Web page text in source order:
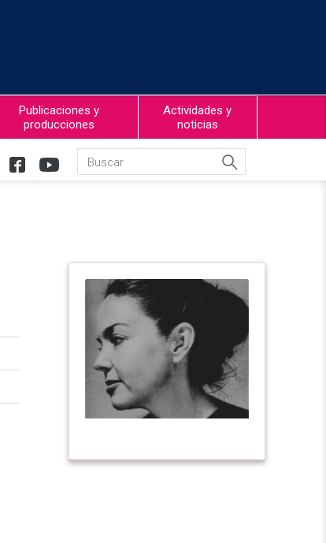
Publicaciones y
producciones
Actividades y
noticias